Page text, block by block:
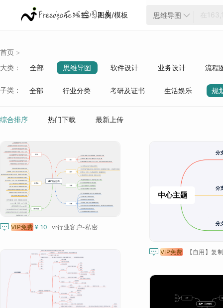
 图例/模板 思维导图 
首页 >
大类： 全部 思维导图 软件设计 业务设计
流程
生
子类： 全部 行业分类 考研及证书 生活娱乐 规
综合排序 热门下载 最新上传
 VIP免费 ¥ 10 vr行业客户-私密
 VIP免费 【自用】复